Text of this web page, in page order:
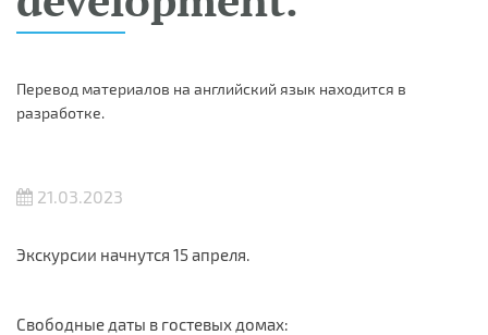
Перевод материалов на английский язык находится в
разработке.
21.03.2023
Экскурсии начнутся 15 апреля.
Свободные даты в гостевых домах: